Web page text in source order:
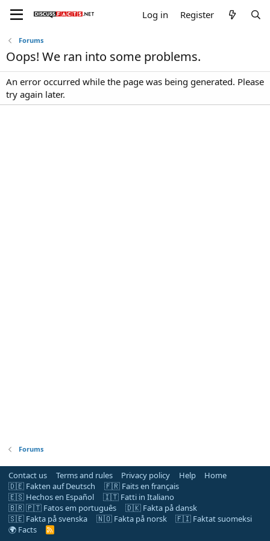
Log in Register
Forums
Oops! We ran into some problems.
An error occurred while the page was being generated. Please
try again later.
Forums
Contact us Terms and rules Privacy policy Help
Home
🇩🇪 Fakten auf Deutsch
🇫🇷 Faits en français
🇪🇸 Hechos en Español
🇮🇹 Fatti in Italiano
🇧🇷 🇵🇹 Fatos em português
🇩🇰 Fakta på dansk
🇸🇪 Fakta på svenska
🇳🇴 Fakta på norsk
🇫🇮 Faktat suomeksi
🌍 Facts
R